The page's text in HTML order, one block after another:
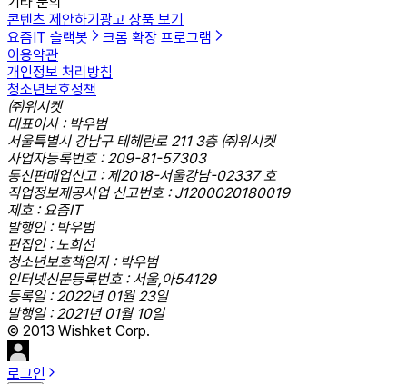
콘텐츠 제안하기 광고 상품 보기
요즘IT 슬랙봇
크롬 확장 프로그램
이용약관
개인정보 처리방침
청소년보호정책
㈜위시켓
대표이사 : 박우범
서울특별시 강남구 테헤란로 211 3층 ㈜위시켓
사업자등록번호 : 209-81-57303
통신판매업신고 : 제2018-서울강남-02337 호
직업정보제공사업 신고번호 : J1200020180019
제호 : 요즘IT
발행인 : 박우범
편집인 : 노희선
청소년보호책임자 : 박우범
인터넷신문등록번호 : 서울,아54129
등록일 : 2022년 01월 23일
발행일 : 2021년 01월 10일
© 2013 Wishket Corp.
로그인